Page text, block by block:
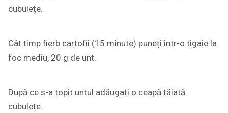
cubulețe.
Cât timp fierb cartofii (15 minute) puneți într-o tigaie la
foc mediu, 20 g de unt.
După ce s-a topit untul adăugați o ceapă tăiată
cubulețe.